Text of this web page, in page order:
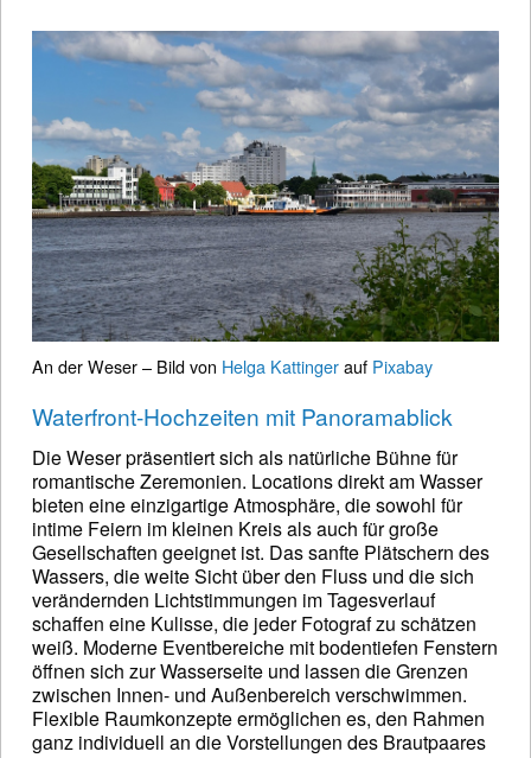
An der Weser – Bild von Helga Kattingerauf Pixabay
Waterfront-Hochzeiten mit Panoramablick
Die Weser präsentiert sich als natürliche Bühne für
romantische Zeremonien. Locations direkt am Wasser
bieten eine einzigartige Atmosphäre, die sowohl für
intime Feiern im kleinen Kreis als auch für große
Gesellschaften geeignet ist. Das sanfte Plätschern des
Wassers, die weite Sicht über den Fluss und die sich
verändernden Lichtstimmungen im Tagesverlauf
schaffen eine Kulisse, die jeder Fotograf zu schätzen
weiß. Moderne Eventbereiche mit bodentiefen Fenstern
öffnen sich zur Wasserseite und lassen die Grenzen
zwischen Innen- und Außenbereich verschwimmen.
Flexible Raumkonzepte ermöglichen es, den Rahmen
ganz individuell an die Vorstellungen des Brautpaares